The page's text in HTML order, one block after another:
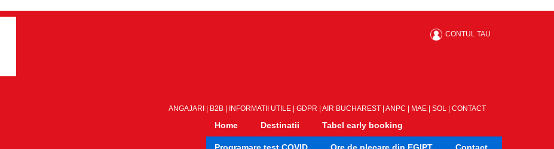
CONTUL TAU
ANGAJARI B2B INFORMATII UTILE GDPR AIR BUCHAREST ANPC MAE SOL CONTACT
Home Destinatii Tabel early booking